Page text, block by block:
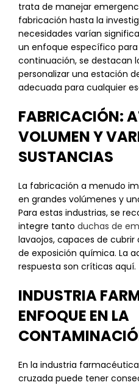
trata de manejar
fabricación hasta la
necesidades varían
un enfoque específico
continuación, se destacan
personalizar una estación
adecuada para cualquier
FABRICACIÓN:
VOLUMEN Y
SUSTANCIAS
La fabricación a menudo
en grandes volúmenes y
Para estas industrias, se
integre tanto duchas de
lavaojos, capaces de
de exposición química. La
respuesta son críticas aquí.
INDUSTRIA
ENFOQUE EN LA
En la industria
cruzada puede tener